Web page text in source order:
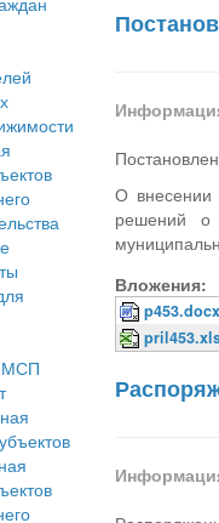
МСП
О внесении
решений о
Вложения:
p453.docx